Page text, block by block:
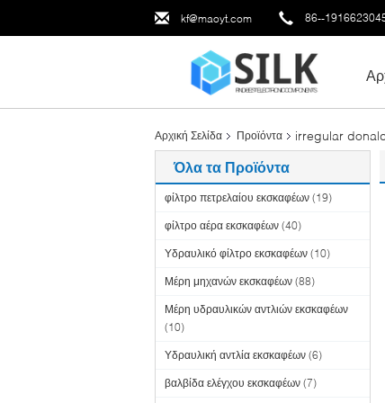
kf@maoyt.com 86--
Αρχική Σελίδα Προϊόντα irregular
Όλα τα Προϊόντα
φίλτρο πετρελαίου εκσκαφέων (19)
φίλτρο αέρα εκσκαφέων (40)
Υδραυλικό φίλτρο εκσκαφέων (10)
Μέρη μηχανών εκσκαφέων (88)
Μέρη υδραυλικών αντλιών εκσκαφέων
(10)
Υδραυλική αντλία εκσκαφέων (6)
βαλβίδα ελέγχου εκσκαφέων (7)